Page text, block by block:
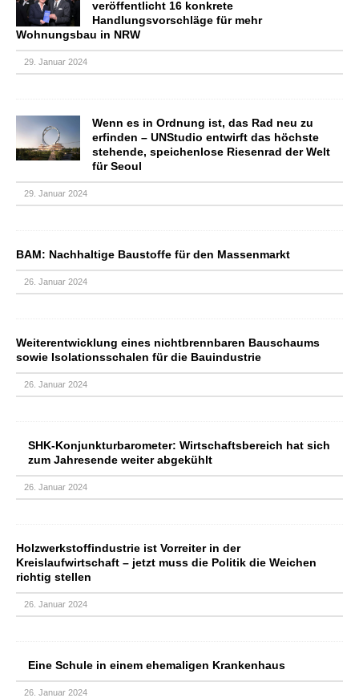
veröffentlicht 16 konkrete
Handlungsvorschläge für mehr
Wohnungsbau in NRW
29. Januar 2024
Wenn es in Ordnung ist, das Rad neu zu
erfinden – UNStudio entwirft das höchste
stehende, speichenlose Riesenrad der Welt
für Seoul
29. Januar 2024
BAM: Nachhaltige Baustoffe für den Massenmarkt
26. Januar 2024
Weiterentwicklung eines nichtbrennbaren Bauschaums
sowie Isolationsschalen für die Bauindustrie
26. Januar 2024
SHK-Konjunkturbarometer: Wirtschaftsbereich hat sich
zum Jahresende weiter abgekühlt
26. Januar 2024
Holzwerkstoffindustrie ist Vorreiter in der
Kreislaufwirtschaft – jetzt muss die Politik die Weichen
richtig stellen
26. Januar 2024
Eine Schule in einem ehemaligen Krankenhaus
26. Januar 2024